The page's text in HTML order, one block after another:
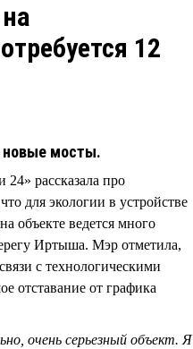
12
новые мосты.
рассказала про
для экологии в устройстве
объекте ведется много
Иртыша. Мэр отметила,
с технологическими
отставание от графика
очень серьезный объект. Я